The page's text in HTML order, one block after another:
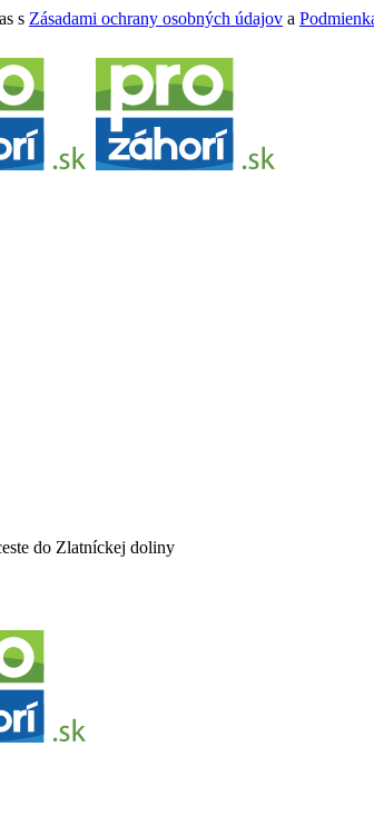
s Zásadami ochrany osobných údajov a
do Zlatníckej doliny